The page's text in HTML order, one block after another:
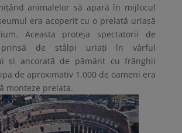
animalelor să apară în mijlocul
era acoperit cu o prelată uriașă
Aceasta proteja spectatorii de
prinsă de stâlpi uriați în vârful
și ancorată de pământ cu frânghii
de aproximativ 1.000 de oameni era
monteze prelata.